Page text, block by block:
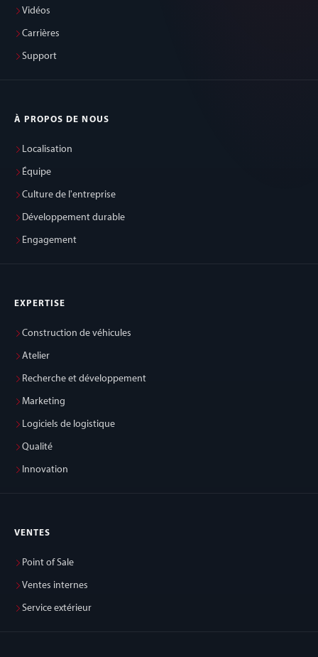
Vidéos
Carrières
Support
À PROPOS DE NOUS
Localisation
Équipe
Culture de l'entreprise
Développement durable
Engagement
EXPERTISE
Construction de véhicules
Atelier
Recherche et développement
Marketing
Logiciels de logistique
Qualité
Innovation
VENTES
Point of Sale
Ventes internes
Service extérieur